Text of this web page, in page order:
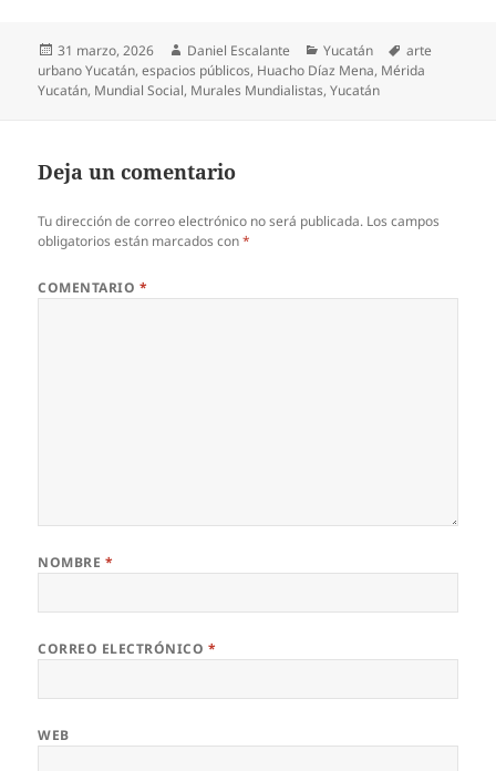
Publicado
el
31 marzo, 2026 Autor
Daniel Escalante Categorías
Yucatán Etiquetas
arte
urbano Yucatán,espacios públicos, Huacho Díaz Mena, Mérida
Yucatán, Mundial Social, Murales Mundialistas,Yucatán
Deja un comentario
Tu dirección de correo electrónico no será publicada. Los campos
obligatorios están marcados con*
COMENTARIO *
NOMBRE *
CORREO ELECTRÓNICO *
WEB